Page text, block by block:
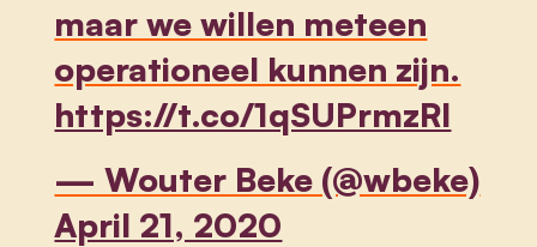
maar we willen meteen
operationeel kunnen zijn.
https://t.co/1qSUPrmzRI
— Wouter Beke (@wbeke)
April 21, 2020